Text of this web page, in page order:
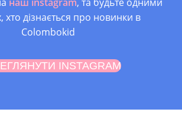
3 років,
хто дізнається про новинки в
Colombokid
INSTAGRAM